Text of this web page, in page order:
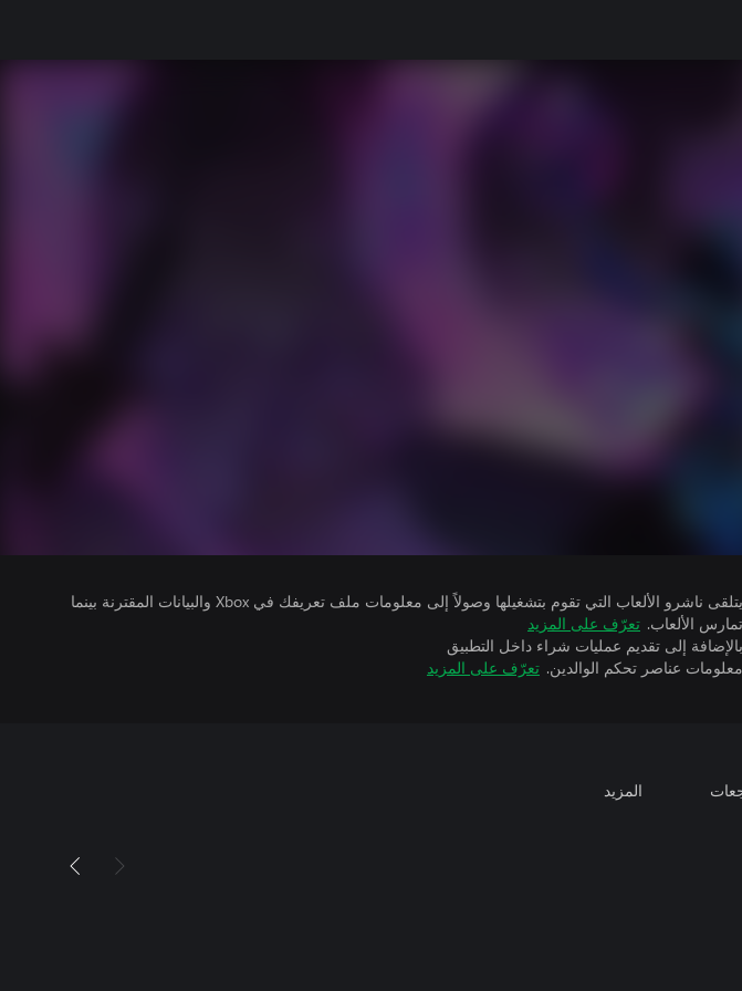
يتلقى ناشرو الألعاب التي تقوم بتشغيلها وصولاً إلى معلومات ملف تعريفك في Xbox والبيانات المقترنة بينما
تمارس الألعاب. تعرّف على المزيد
بالإضافة إلى تقديم عمليات شراء داخل التطبيق
معلومات عناصر تحكم الوالدين. تعرّف على المزيد
المزيد